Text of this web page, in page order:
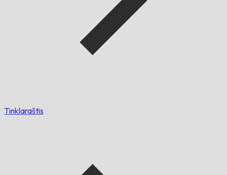
Tinklaraštis